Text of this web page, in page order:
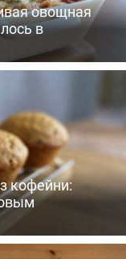
овощная
в
кофейни: